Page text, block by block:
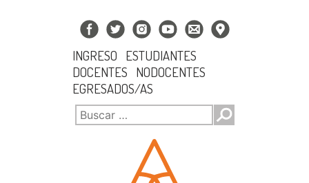
INGRESO
ESTUDIANTES
DOCENTES
NODOCENTES
EGRESADOS/AS